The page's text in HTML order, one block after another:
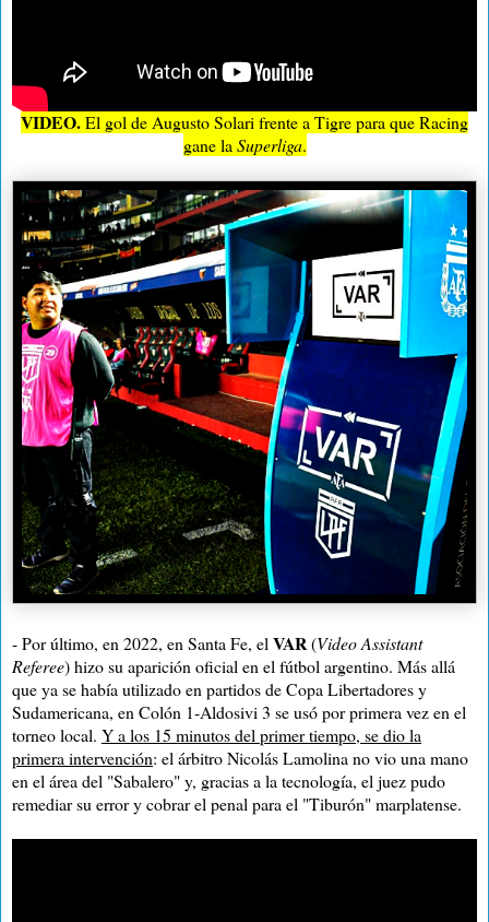
VIDEO.El gol de Augusto Solari frente a Tigre para que Racing
gane la Superliga.
- Por último, en 2022, en Santa Fe, elVAR(Video Assistant
Referee) hizo su aparición oficial en el fútbol argentino. Más allá
que ya se había utilizado en partidos de Copa Libertadores y
Sudamericana, en Colón 1-Aldosivi 3 se usó por primera vez en el
torneo local. Y a los 15 minutos del primer tiempo, se dio la
primera intervención: el árbitro Nicolás Lamolina no vio una mano
en el área del "Sabalero" y, gracias a la tecnología, el juez pudo
remediar su error y cobrar el penal para el "Tiburón" marplatense.